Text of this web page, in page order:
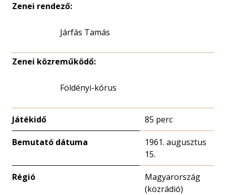
Zenei rendező:
Járfás Tamás
Zenei közreműködő:
Földényi-kórus
Játékidő 85 perc
Bemutató dátuma
1961. augusztus
15.
Régió
Magyarország
(közrádió)